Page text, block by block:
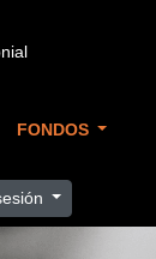
FONDOS